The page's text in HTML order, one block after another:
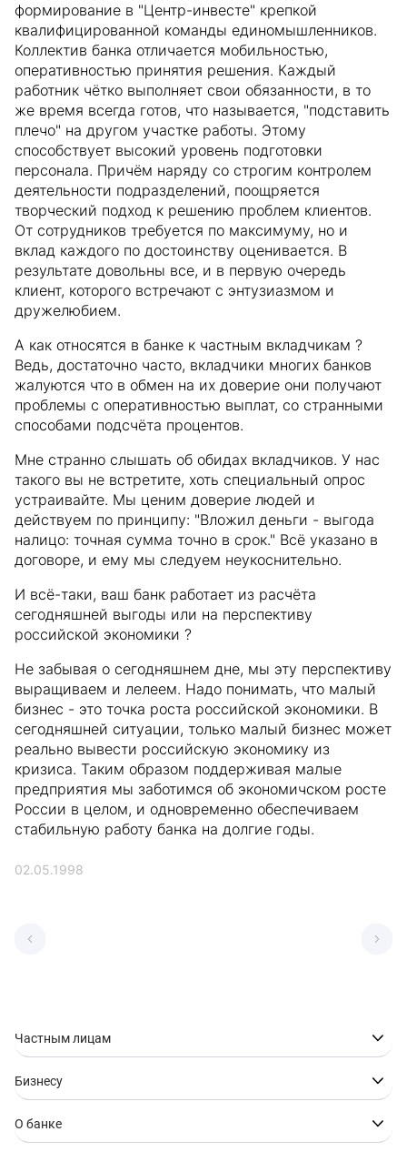
формирование в "Центр-инвесте" крепкой
квалифицированной команды единомышленников.
Коллектив банка отличается мобильностью,
оперативностью принятия решения. Каждый
работник чётко выполняет свои обязанности, в то
же время всегда готов, что называется, "подставить
плечо" на другом участке работы. Этому
способствует высокий уровень подготовки
персонала. Причём наряду со строгим контролем
деятельности подразделений, поощряется
творческий подход к решению проблем клиентов.
От сотрудников требуется по максимуму, но и
вклад каждого по достоинству оценивается. В
результате довольны все, и в первую очередь
клиент, которого встречают с энтузиазмом и
дружелюбием.
А как относятся в банке к частным вкладчикам ?
Ведь, достаточно часто, вкладчики многих банков
жалуются что в обмен на их доверие они получают
проблемы с оперативностью выплат, со странными
способами подсчёта процентов.
Мне странно слышать об обидах вкладчиков. У нас
такого вы не встретите, хоть специальный опрос
устраивайте. Мы ценим доверие людей и
действуем по принципу: "Вложил деньги - выгода
налицо: точная сумма точно в срок." Всё указано в
договоре, и ему мы следуем неукоснительно.
И всё-таки, ваш банк работает из расчёта
сегодняшней выгоды или на перспективу
российской экономики ?
Не забывая о сегодняшнем дне, мы эту перспективу
выращиваем и лелеем. Надо понимать, что малый
бизнес - это точка роста российской экономики. В
сегодняшней ситуации, только малый бизнес может
реально вывести российскую экономику из
кризиса. Таким образом поддерживая малые
предприятия мы заботимся об экономичском росте
России в целом, и одновременно обеспечиваем
стабильную работу банка на долгие годы.
02.05.1998
Частным лицам
Бизнесу
О банке